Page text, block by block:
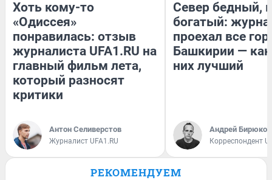
Хоть кому-то
«Одиссея»
понравилась: отзыв
журналиста UFA1.RU на
главный фильм лета,
который разносят
критики
Антон Селиверстов
Журналист UFA1.RU
Север бедный,
богатый:
проехал все
Башкирии —
них лучший
Андрей Бирюков
Корреспондент
РЕКОМЕНДУЕМ